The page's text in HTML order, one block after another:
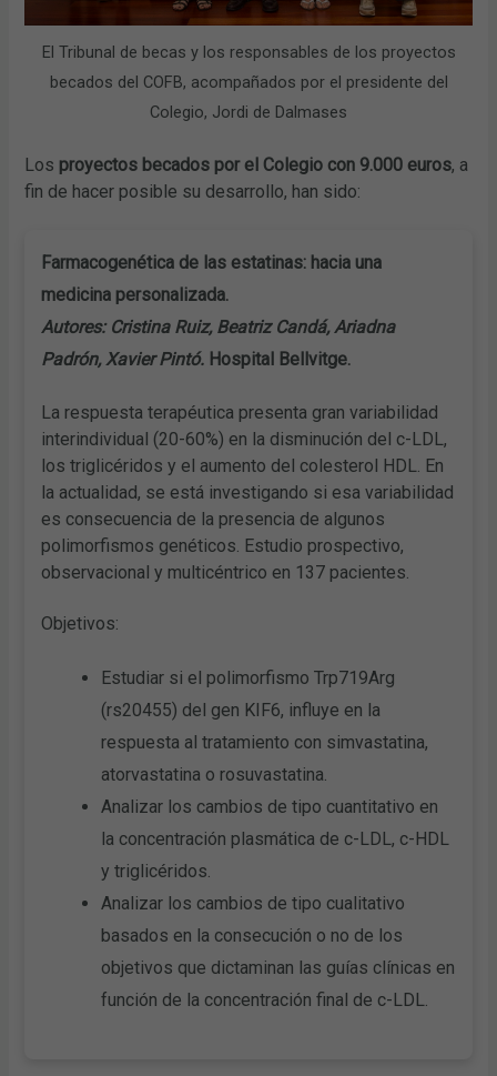
El Tribunal de becas y los responsables de los proyectos
becados del COFB, acompañados por el presidente del
Colegio, Jordi de Dalmases
Los proyectos becados por el Colegio con 9.000 euros, a
fin de hacer posible su desarrollo, han sido:
Farmacogenética de las estatinas: hacia una
medicina personalizada.
Autores: Cristina Ruiz, Beatriz Candá, Ariadna
Padrón, Xavier Pintó. Hospital Bellvitge.
La respuesta terapéutica presenta gran variabilidad
interindividual (20-60%) en la disminución del c-LDL,
los triglicéridos y el aumento del colesterol HDL. En
la actualidad, se está investigando si esa variabilidad
es consecuencia de la presencia de algunos
polimorfismos genéticos. Estudio prospectivo,
observacional y multicéntrico en 137 pacientes.
Objetivos:
Estudiar si el polimorfismo Trp719Arg
(rs20455) del gen KIF6, influye en la
respuesta al tratamiento con simvastatina,
atorvastatina o rosuvastatina.
Analizar los cambios de tipo cuantitativo en
la concentración plasmática de c-LDL, c-HDL
y triglicéridos.
Analizar los cambios de tipo cualitativo
basados en la consecución o no de los
objetivos que dictaminan las guías clínicas en
función de la concentración final de c-LDL.